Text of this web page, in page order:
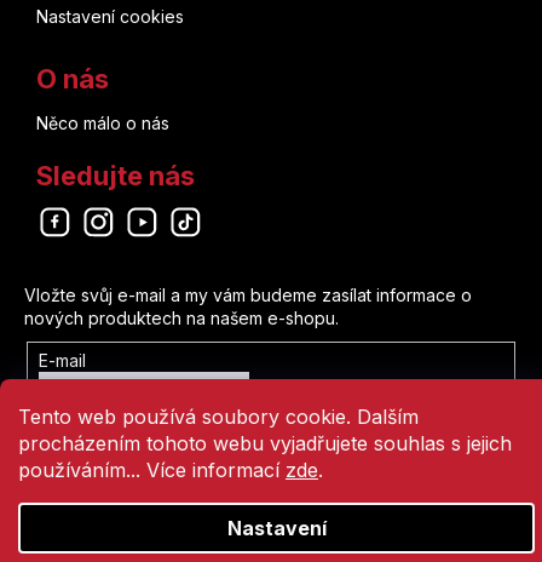
Tento web používá soubory cookie. Dalším
procházením tohoto webu vyjadřujete souhlas s jejich
používáním... Více informací zde.
Nastavení
Nastavení cookies
O nás
Něco málo o nás
Sledujte nás
Odebírat newsletter
Vložte svůj e-mail a my vám budeme zasílat informace o
nových produktech na našem e-shopu.
E-mail
Vložením e-mailu souhlasíte s
podmínkami ochrany osobních údajů